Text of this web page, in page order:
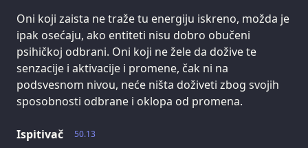
Oni koji zaista ne traže tu energiju iskreno, možda je
ipak osećaju, ako entiteti nisu dobro obučeni
psihičkoj odbrani. Oni koji ne žele da dožive te
senzacije i aktivacije i promene, čak ni na
podsvesnom nivou, neće ništa doživeti zbog svojih
sposobnosti odbrane i oklopa od promena.
50.13
Ispitivač